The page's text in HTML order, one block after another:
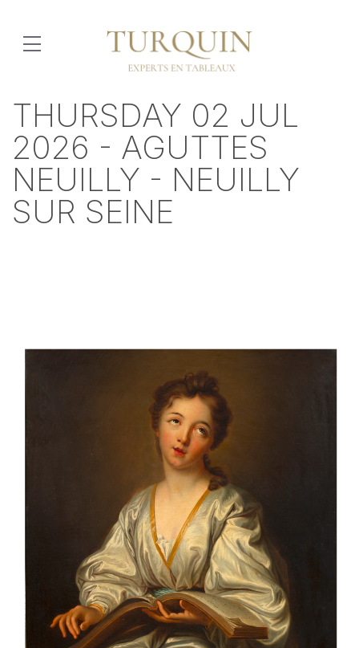
THURSDAY 02 JUL
2026 - AGUTTES
NEUILLY - NEUILLY
SUR SEINE